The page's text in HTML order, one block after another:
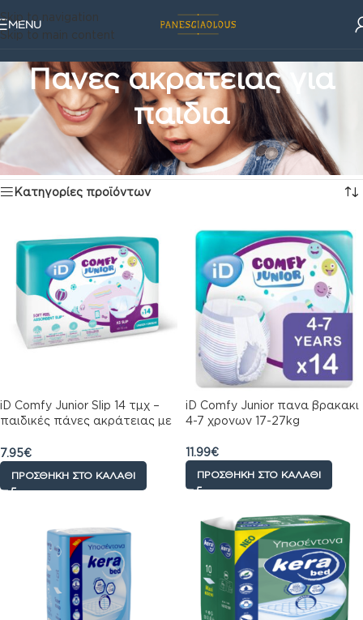
Skip to navigation
Skip to main content
MENU
Πανες ακρατειας για
παιδια
Ακράτεια & Φροντίδα
Πανες ακρατειας για παιδια
Προβάλλονται όλα - 9 αποτελέσματα
Κατηγορίες προϊόντων
iD Comfy Junior Slip 14 τμχ –
παιδικές πάνες ακράτειας με
30kg
7.95€
ΠΡΟΣΘΉΚΗ ΣΤΟ ΚΑΛΆΘΙ
iD Comfy Junior πανα βρακακι
4-7 χρονων 17-27kg
11.99€
ΠΡΟΣΘΉΚΗ ΣΤΟ ΚΑΛΆΘΙ